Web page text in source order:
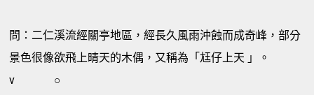
問：二仁溪流經關亭地區，經長久風雨沖蝕而成奇峰，部分
景色很像欲飛上晴天的木偶，又稱為「尪仔上天 」。
v
○